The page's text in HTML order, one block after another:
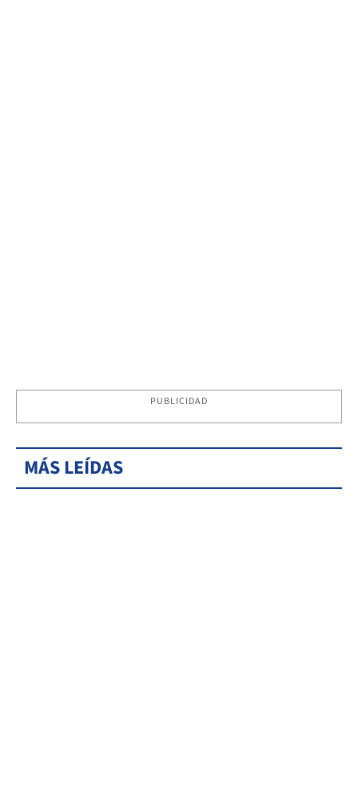
PUBLICIDAD
MÁS LEÍDAS